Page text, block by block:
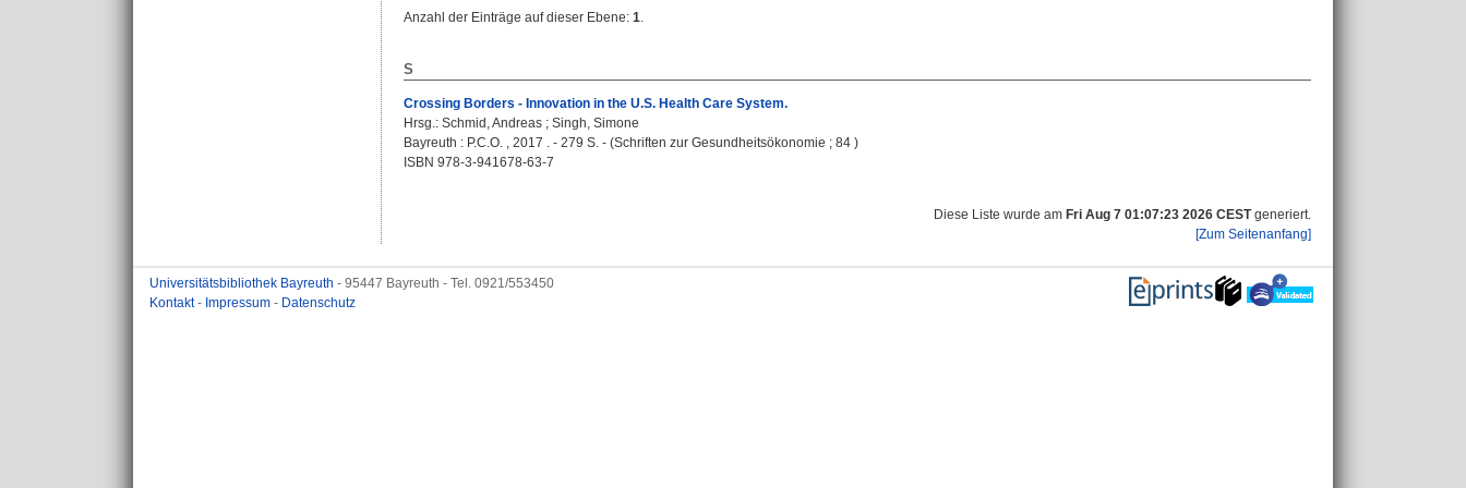
Anzahl der Einträge auf dieser Ebene: 1.
S
Crossing Borders - Innovation in the U.S. Health Care System.
Hrsg.: Schmid, Andreas ; Singh, Simone
Bayreuth : P.C.O. , 2017 . - 279 S. - (Schriften zur Gesundheitsökonomie ; 84 )
ISBN 978-3-941678-63-7
Diese Liste wurde am Fri Aug 7 01:07:23 2026 CESTgeneriert.
[Zum Seitenanfang]
Universitätsbibliothek Bayreuth - 95447 Bayreuth - Tel. 0921/553450
Kontakt- Impressum - Datenschutz